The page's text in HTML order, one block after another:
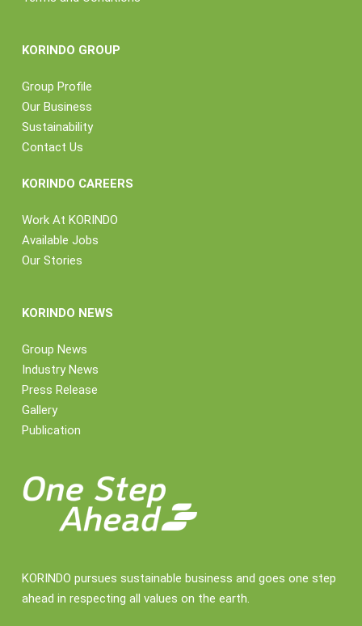
KORINDO GROUP
Group Profile
Our Business
Sustainability
Contact Us
KORINDO CAREERS
Work At KORINDO
Available Jobs
Our Stories
KORINDO NEWS
Group News
Industry News
Press Release
Gallery
Publication
KORINDO pursues sustainable business and goes one step
ahead in respecting all values on the earth.